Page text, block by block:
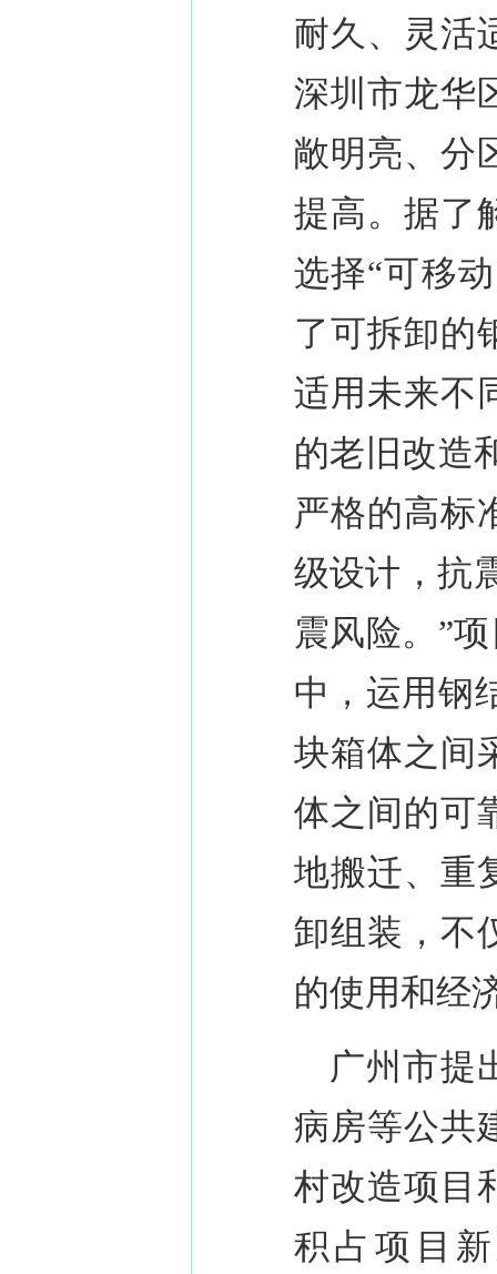
耐久、灵活
深圳市龙华
敞明亮、分
提高。据了
选择“可移
了可拆卸的
适用未来不
的老旧改造
严格的高标
级设计，抗
震风险。 ”
中，运用钢
块箱体之间
体之间的可
地搬迁、重
卸组装，不
的使用和经
广州市提
病房等公共
村改造项目
积占项目